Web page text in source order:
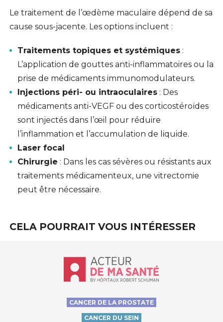
Le traitement de l’œdème maculaire dépend de sa
cause sous-jacente. Les options incluent :
Traitements topiques et systémiques:
L’application de gouttes anti-inflammatoires ou la
prise de médicaments immunomodulateurs.
Injections péri- ou intraoculaires: Des
médicaments anti-VEGF ou des corticostéroïdes
sont injectés dans l’œil pour réduire
l’inflammation et l’accumulation de liquide.
Laser focal
Chirurgie : Dans les cas sévères ou résistants aux
traitements médicamenteux, une vitrectomie
peut être nécessaire.
CELA POURRAIT VOUS INTÉRESSER
Accueil - Acteur de ma santé, by
CANCER DE LA PROSTATE
CANCER DU SEIN